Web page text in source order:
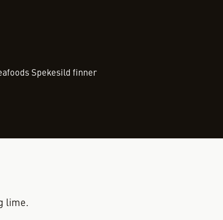
Spekesild finner
lime.